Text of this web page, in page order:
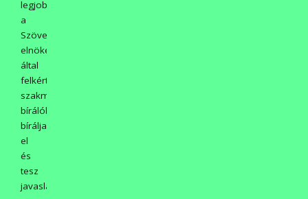
legjobbakat
a
Szövetség
elnöke
által
felkért
szakmai
bírálóbizottság
bírálja
el
és
tesz
javaslatot